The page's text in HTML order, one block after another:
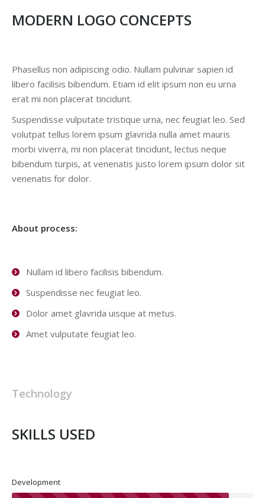
MODERN LOGO CONCEPTS
Phasellus non adipiscing odio. Nullam pulvinar sapien id
libero facilisis bibendum. Etiam id elit ipsum non eu urna
erat mi non placerat tincidunt.
Suspendisse vulputate tristique urna, nec feugiat leo. Sed
volutpat tellus lorem ipsum glavrida nulla amet mauris
morbi viverra, mi non placerat tincidunt, lectus neque
bibendum turpis, at venenatis justo lorem ipsum dolor sit
venenatis for dolor.
About process:
Nullam id libero facilisis bibendum.
Suspendisse nec feugiat leo.
Dolor amet glavrida uisque at metus.
Amet vulputate feugiat leo.
Technology
SKILLS USED
Development